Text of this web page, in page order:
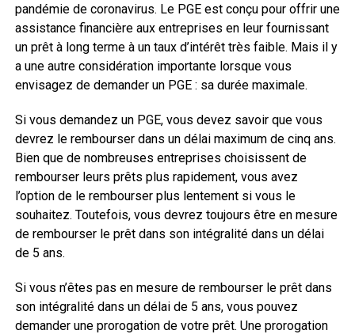
pandémie de coronavirus. Le PGE est conçu pour offrir une
assistance financière aux entreprises en leur fournissant
un prêt à long terme à un taux d’intérêt très faible. Mais il y
a une autre considération importante lorsque vous
envisagez de demander un PGE : sa durée maximale.
Si vous demandez un PGE, vous devez savoir que vous
devrez le rembourser dans un délai maximum de cinq ans.
Bien que de nombreuses entreprises choisissent de
rembourser leurs prêts plus rapidement, vous avez
l’option de le rembourser plus lentement si vous le
souhaitez. Toutefois, vous devrez toujours être en mesure
de rembourser le prêt dans son intégralité dans un délai
de 5 ans.
Si vous n’êtes pas en mesure de rembourser le prêt dans
son intégralité dans un délai de 5 ans, vous pouvez
demander une prorogation de votre prêt. Une prorogation